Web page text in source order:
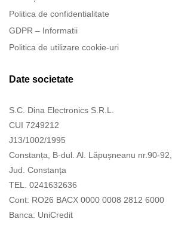
Politica de confidentialitate
GDPR – Informatii
Politica de utilizare cookie-uri
Date societate
S.C. Dina Electronics S.R.L.
CUI 7249212
J13/1002/1995
Constanța, B-dul. Al. Lăpușneanu nr.90-92,
Jud. Constanța
TEL. 0241632636
Cont: RO26 BACX 0000 0008 2812 6000
Banca: UniCredit